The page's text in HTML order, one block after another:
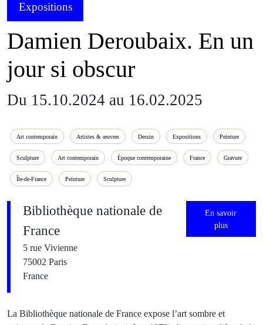
Expositions
Damien Deroubaix. En un
jour si obscur
Du 15.10.2024 au 16.02.2025
Art contemporain Artistes & œuvres Dessin Expositions Peinture
Sculpture Art contemporain Époque contemporaine France Gravure
Île-de-France Peinture Sculpture
Bibliothèque nationale de
France
5 rue Vivienne
75002 Paris
France
En savoir
plus
La Bibliothèque nationale de France expose l’art sombre et